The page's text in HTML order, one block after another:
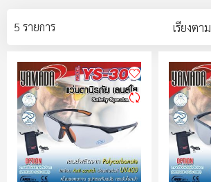
5 รายการ เรียงตาม